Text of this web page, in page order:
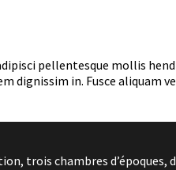
pellentesque mollis
in. Fusce aliquam
trois chambres d’époques,